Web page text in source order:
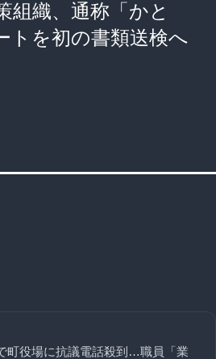
組織、通称「かと
を初の書類送検へ
町役場に抗議電話殺到…職員「業